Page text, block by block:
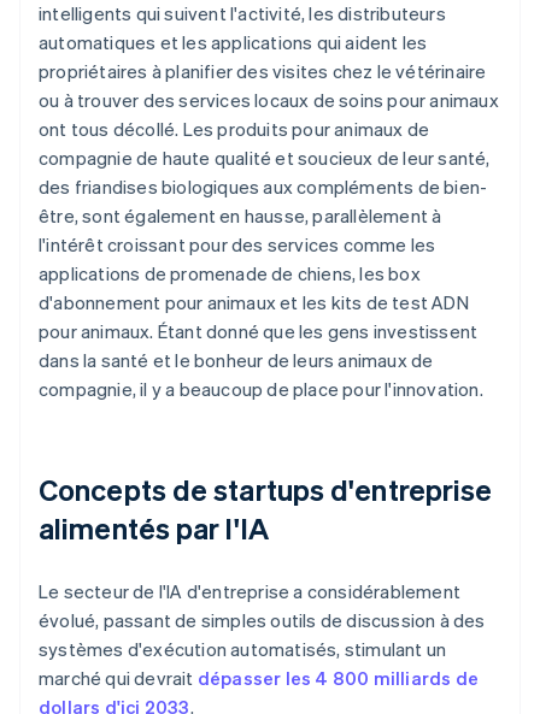
intelligents qui suivent l'activité, les distributeurs
automatiques et les applications qui aident les
propriétaires à planifier des visites chez le vétérinaire
ou à trouver des services locaux de soins pour animaux
ont tous décollé. Les produits pour animaux de
compagnie de haute qualité et soucieux de leur santé,
des friandises biologiques aux compléments de bien-
être, sont également en hausse, parallèlement à
l'intérêt croissant pour des services comme les
applications de promenade de chiens, les box
d'abonnement pour animaux et les kits de test ADN
pour animaux. Étant donné que les gens investissent
dans la santé et le bonheur de leurs animaux de
compagnie, il y a beaucoup de place pour l'innovation.
Concepts de startups d'entreprise
alimentés par l'IA
Le secteur de l'IA d'entreprise a considérablement
évolué, passant de simples outils de discussion à des
systèmes d'exécution automatisés, stimulant un
marché qui devrait dépasser les 4 800 milliards de
dollars d'ici 2033.